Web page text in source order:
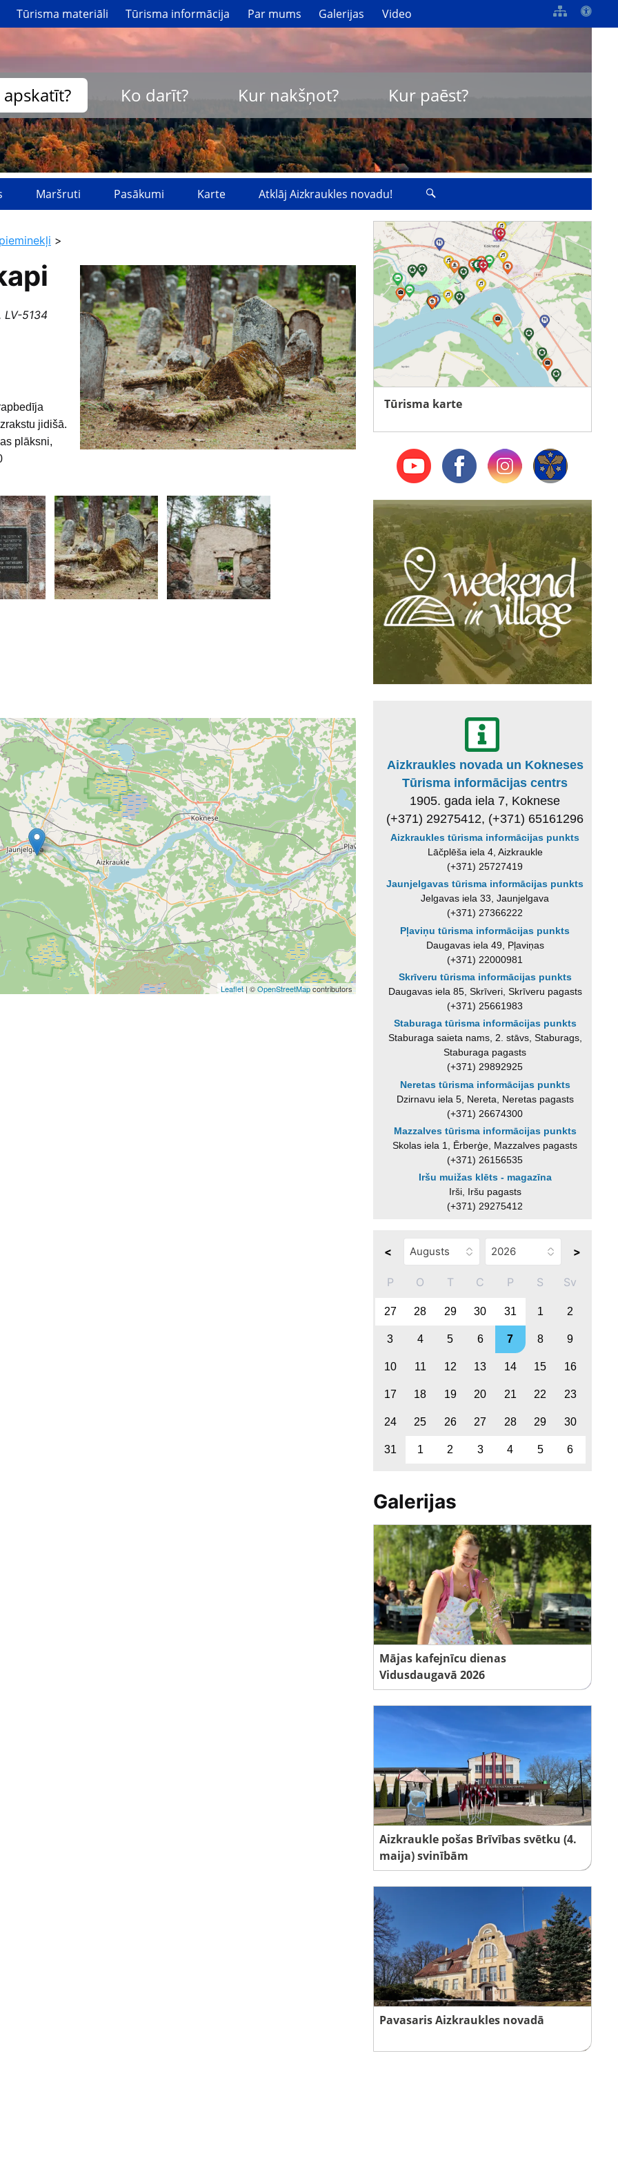
Tūrisma materiāli Tūrisma informācija Par mums Galerijas Video
Ko darīt? Kur nakšņot? Kur paēst?
Maršruti Pasākumi Karte Atklāj Aizkraukles novadu!
>
LV-5134
jidišā.
plāksni,
Leaflet| ©OpenStreetMapcontributors
Tūrisma karte
Aizkraukles novada un Kokneses
Tūrisma informācijas centrs
1905. gada iela 7, Koknese
(+371) 29275412, (+371) 65161296
Aizkraukles tūrisma informācijas punkts
Lāčplēša iela 4, Aizkraukle
(+371) 25727419
Jaunjelgavas tūrisma informācijas punkts
Jelgavas iela 33, Jaunjelgava
(+371) 27366222
Pļaviņu tūrisma informācijas punkts
Daugavas iela 49, Pļaviņas
(+371) 22000981
Skrīveru tūrisma informācijas punkts
Daugavas iela 85, Skrīveri, Skrīveru pagasts
(+371) 25661983
Staburaga tūrisma informācijas punkts
Staburaga saieta nams, 2. stāvs, Staburags,
Staburaga pagasts
(+371) 29892925
Neretas tūrisma informācijas punkts
Dzirnavu iela 5, Nereta, Neretas pagasts
(+371) 26674300
Mazzalves tūrisma informācijas punkts
Skolas iela 1, Ērberģe, Mazzalves pagasts
(+371) 26156535
Iršu muižas klēts - magazīna
Irši, Iršu pagasts
(+371) 29275412
< >
P O T C P S Sv
27 28 29 30 31 1 2
3 4 5 6 7 8 9
10 11 12 13 14 15 16
17 18 19 20 21 22 23
24 25 26 27 28 29 30
31 1 2 3 4 5 6
Galerijas
Mājas kafejnīcu dienas
Vidusdaugavā 2026
Aizkraukle pošas Brīvības svētku (4.
maija) svinībām
Pavasaris Aizkraukles novadā